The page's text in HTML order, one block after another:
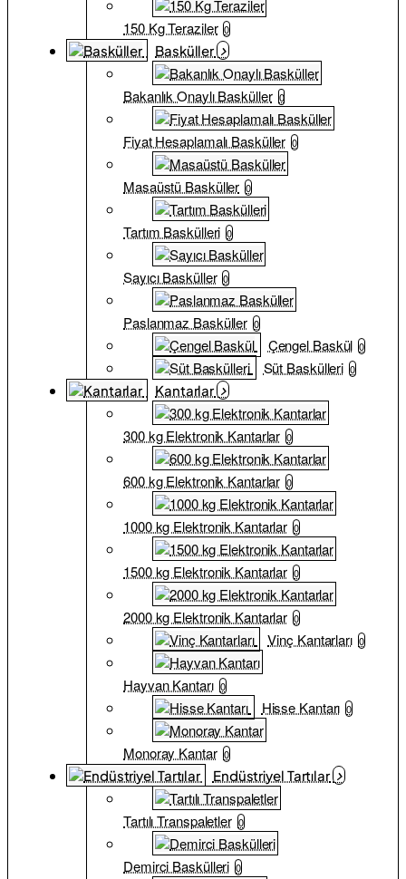
150 Kg Teraziler 0
Basküller
Bakanlık Onaylı Basküller 0
Fiyat Hesaplamalı Basküller 0
Masaüstü Basküller 0
Tartım Baskülleri 0
Sayıcı Basküller 0
Paslanmaz Basküller 0
Çengel Baskül 0
Süt Baskülleri 0
Kantarlar
300 kg Elektronik Kantarlar 0
600 kg Elektronik Kantarlar 0
1000 kg Elektronik Kantarlar 0
1500 kg Elektronik Kantarlar 0
2000 kg Elektronik Kantarlar 0
Vinç Kantarları 0
Hayvan Kantarı 0
Hisse Kantarı 0
Monoray Kantar 0
Endüstriyel Tartılar
Tartılı Transpaletler 0
Demirci Baskülleri 0